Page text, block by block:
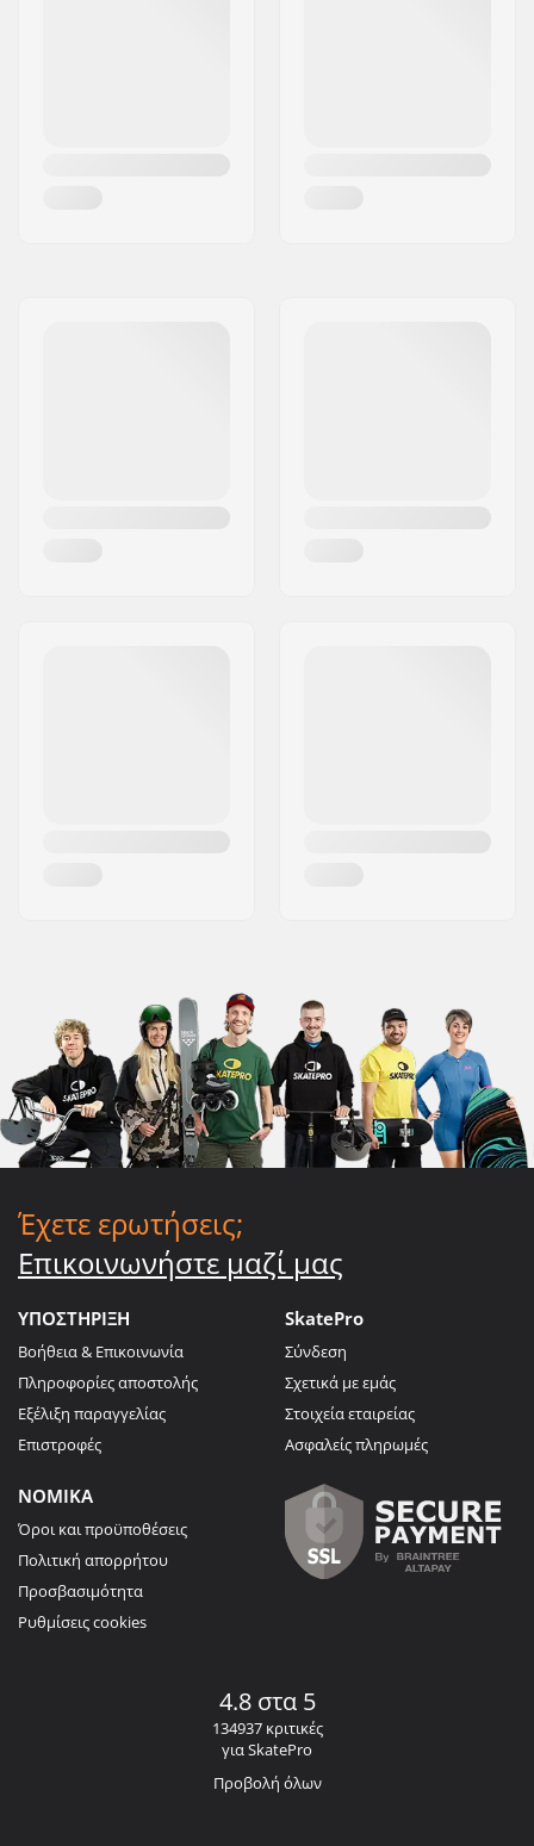
Έχετε ερωτήσεις;
Επικοινωνήστε μαζί μας
ΥΠΟΣΤΗΡΙΞΗ
Βοήθεια & Επικοινωνία
Πληροφορίες αποστολής
Εξέλιξη παραγγελίας
Επιστροφές
SkatePro
Σύνδεση
Σχετικά με εμάς
Στοιχεία εταιρείας
Ασφαλείς πληρωμές
ΝΟΜΙΚΑ
Όροι και προϋποθέσεις
Πολιτική απορρήτου
Προσβασιμότητα
Ρυθμίσεις cookies
4.8 στα 5
134937 κριτικές
για SkatePro
Προβολή όλων